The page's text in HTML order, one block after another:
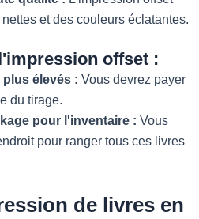
et des couleurs éclatantes.
offset :
élevés : Vous devrez payer
du tirage.
pour l'inventaire : Vous
pour ranger tous ces livres
de livres en